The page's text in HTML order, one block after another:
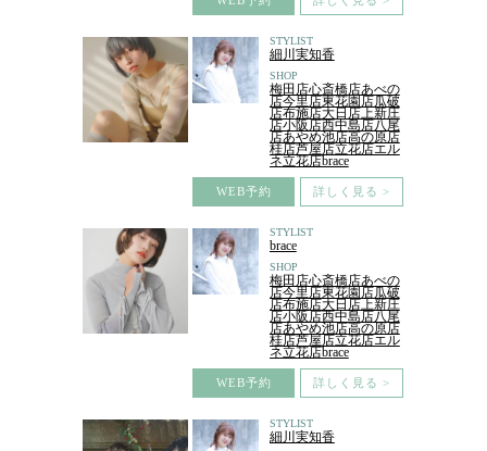
STYLIST
細川実知香
SHOP
梅田店心斎橋店あべの
店今里店東花園店瓜破
店布施店大日店上新庄
店小阪店西中島店八尾
店あやめ池店高の原店
桂店芦屋店立花店エル
ネ立花店brace
WEB予約 詳しく見る >
STYLIST
brace
SHOP
梅田店心斎橋店あべの
店今里店東花園店瓜破
店布施店大日店上新庄
店小阪店西中島店八尾
店あやめ池店高の原店
桂店芦屋店立花店エル
ネ立花店brace
WEB予約 詳しく見る >
STYLIST
細川実知香